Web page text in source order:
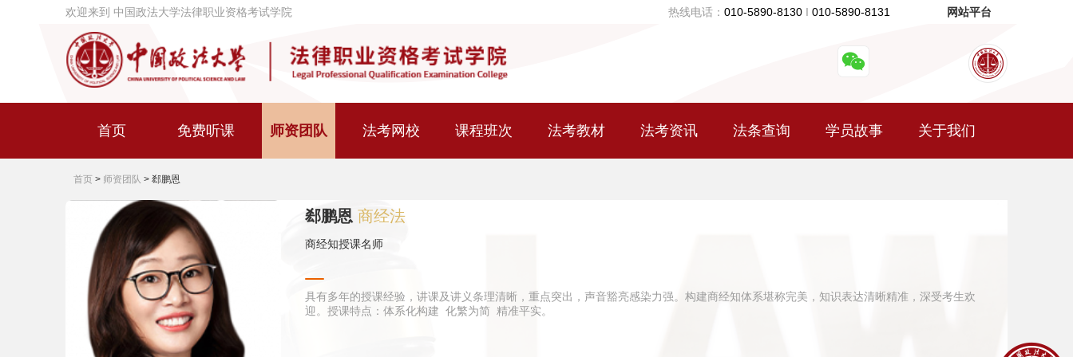
欢迎来到 中国政法大学法律职业资格考试学院 热线电话： 010-5890-8130 I 010-5890-8131 网站平台
首页 免费听课 师资团队 法考网校 课程班次 法考教材 法考资讯 法条查询 学员故事 关于我们
首页 > 师资团队 > 郄鹏恩
郄鹏恩 商经法
商经知授课名师
具有多年的授课经验，讲课及讲义条理清晰，重点突出，声音豁亮感染力强。构建商经知体系堪称完美，知识表达清晰精准，深受考生欢
迎。授课特点：体系化构建 化繁为简 精准平实。